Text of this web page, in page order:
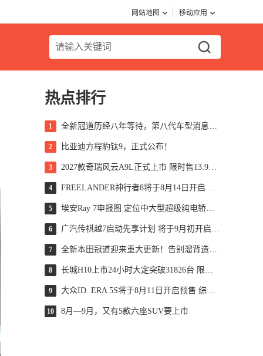
网站地图 移动应用
热点排行
1 全新冠道历经八年等待，第八代车型消息浮出水面，轴距扩展至 2920 毫米，搭载 2.0T 引擎匹配 10AT 变速箱，这款车型是否依然值得关注？
2 比亚迪方程豹钛9，正式公布！
3 2027款奇瑞风云A9L正式上市 限时售13.99万起
4 FREELANDER神行者8将于8月14日开启预售 标配华为ADS 5
5 埃安Ray 7申报图 定位中大型超级纯电轿车/Ray系列首款车型
6 广汽传祺越7启动先享计划 将于9月初开启预售
7 全新本田冠道迎来重大更新！告别溜背造型，新增三排座椅设计，网传综合续航可达1350公里，这一数据究竟是否真实可靠？
8 长城H10上市24小时大定突破31826台 限时换新价20.18万起
9 大众ID. ERA 5S将于8月11日开启预售 综合续航可达2000km
10 8月—9月，又有5款六座SUV要上市